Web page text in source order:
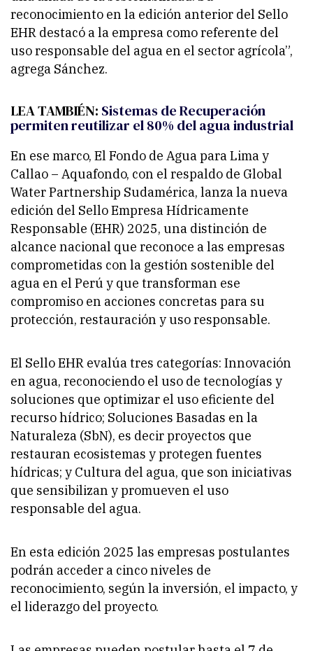
reconocimiento en la edición anterior del Sello
EHR destacó a la empresa como referente del
uso responsable del agua en el sector agrícola”,
agrega Sánchez.
LEA TAMBIÉN: Sistemas de Recuperación
permiten reutilizar el 80% del agua industrial
En ese marco, El Fondo de Agua para Lima y
Callao – Aquafondo, con el respaldo de Global
Water Partnership Sudamérica, lanza la nueva
edición del Sello Empresa Hídricamente
Responsable (EHR) 2025, una distinción de
alcance nacional que reconoce a las empresas
comprometidas con la gestión sostenible del
agua en el Perú y que transforman ese
compromiso en acciones concretas para su
protección, restauración y uso responsable.
El Sello EHR evalúa tres categorías: Innovación
en agua, reconociendo el uso de tecnologías y
soluciones que optimizar el uso eficiente del
recurso hídrico; Soluciones Basadas en la
Naturaleza (SbN), es decir proyectos que
restauran ecosistemas y protegen fuentes
hídricas; y Cultura del agua, que son iniciativas
que sensibilizan y promueven el uso
responsable del agua.
En esta edición 2025 las empresas postulantes
podrán acceder a cinco niveles de
reconocimiento, según la inversión, el impacto, y
el liderazgo del proyecto.